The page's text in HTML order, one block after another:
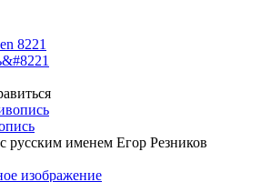
русским именем Егор Резников